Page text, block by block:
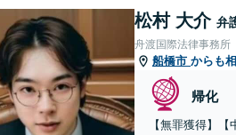
松村 大介 弁
舟渡国際法律事務所
船橋市 からも
帰化
【無罪獲得】